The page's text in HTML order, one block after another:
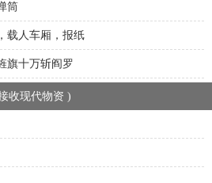
筒
载人车厢，报纸
旗十万斩阎罗
收现代物资 )